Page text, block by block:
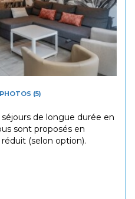
(5)
de longue durée en
sont proposés en
(selon option).